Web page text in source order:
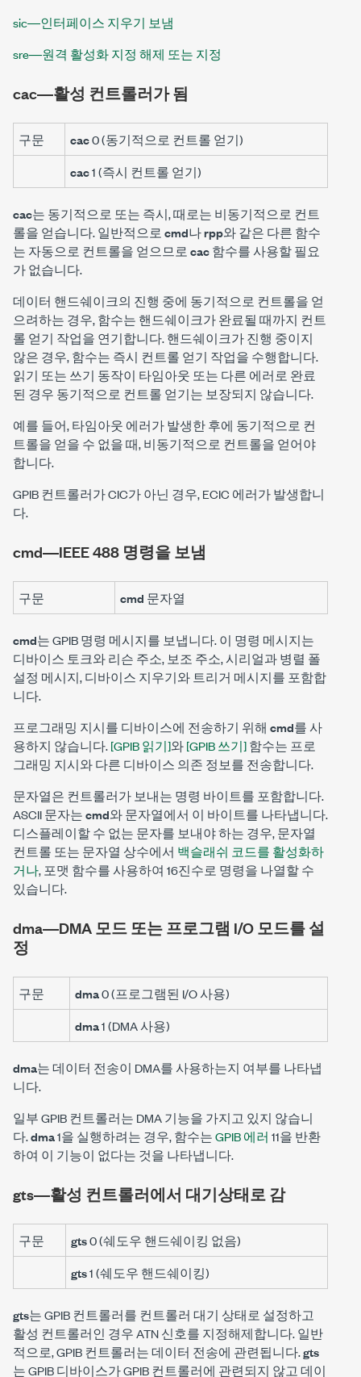
sic―인터페이스 지우기 보냄
sre―원격 활성화 지정 해제 또는 지정
cac―활성 컨트롤러가 됨
구문 cac0 (동기적으로 컨트롤 얻기)
cac1 (즉시 컨트롤 얻기)
cac는 동기적으로 또는 즉시, 때로는 비동기적으로 컨트
롤을 얻습니다. 일반적으로 cmd나rpp와 같은 다른 함수
는 자동으로 컨트롤을 얻으므로 cac함수를 사용할 필요
가 없습니다.
데이터 핸드쉐이크의 진행 중에 동기적으로 컨트롤을 얻
으려하는 경우, 함수는 핸드쉐이크가 완료될 때까지 컨트
롤 얻기 작업을 연기합니다. 핸드쉐이크가 진행 중이지
않은 경우, 함수는 즉시 컨트롤 얻기 작업을 수행합니다.
읽기 또는 쓰기 동작이 타임아웃 또는 다른 에러로 완료
된 경우 동기적으로 컨트롤 얻기는 보장되지 않습니다.
예를 들어, 타임아웃 에러가 발생한 후에 동기적으로 컨
트롤을 얻을 수 없을 때, 비동기적으로 컨트롤을 얻어야
합니다.
GPIB 컨트롤러가 CIC가 아닌 경우, ECIC 에러가 발생합니
다.
cmd―IEEE 488 명령을 보냄
구문 cmd 문자열
cmd는 GPIB 명령 메시지를 보냅니다. 이 명령 메시지는
디바이스 토크와 리슨 주소, 보조 주소, 시리얼과 병렬 폴
설정 메시지, 디바이스 지우기와 트리거 메시지를 포함합
니다.
프로그래밍 지시를 디바이스에 전송하기 위해 cmd를 사
용하지 않습니다.[GPIB 읽기]와[GPIB 쓰기]함수는 프로
그래밍 지시와 다른 디바이스 의존 정보를 전송합니다.
문자열은 컨트롤러가 보내는 명령 바이트를 포함합니다.
ASCII 문자는cmd와문자열에서 이 바이트를 나타냅니다.
디스플레이할 수 없는 문자를 보내야 하는 경우, 문자열
컨트롤 또는 문자열 상수에서 백슬래쉬 코드를 활성화하
거나, 포맷 함수를 사용하여 16진수로 명령을 나열할 수
있습니다.
dma―DMA 모드 또는 프로그램 I/O 모드를 설
정
구문 dma0 (프로그램된 I/O 사용)
dma1 (DMA 사용)
dma는 데이터 전송이 DMA를 사용하는지 여부를 나타냅
니다.
일부 GPIB 컨트롤러는 DMA 기능을 가지고 있지 않습니
다.dma1을 실행하려는 경우, 함수는GPIB 에러 11을 반환
하여 이 기능이 없다는 것을 나타냅니다.
gts―활성 컨트롤러에서 대기상태로 감
구문 gts0 (쉐도우 핸드쉐이킹 없음)
gts1 (쉐도우 핸드쉐이킹)
gts는 GPIB 컨트롤러를 컨트롤러 대기 상태로 설정하고
활성 컨트롤러인 경우 ATN 신호를 지정해제합니다. 일반
적으로, GPIB 컨트롤러는 데이터 전송에 관련됩니다.gts
는 GPIB 디바이스가 GPIB 컨트롤러에 관련되지 않고 데이